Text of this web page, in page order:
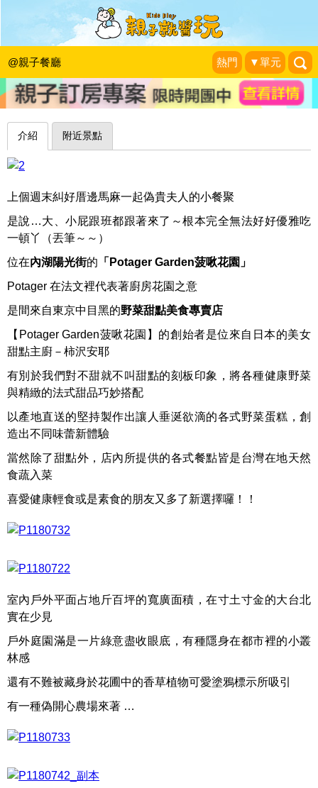
@親子餐廳 熱門 ▼單元
都市裡的開心花園～台北菠啾花園
Potager Garden
Smile Life 維媽育兒生活|2015-05-17
介紹 附近景點
上個週末糾好厝邊馬麻一起偽貴夫人的小餐聚
是說…大、小屁跟班都跟著來了～根本完全無法好好優雅吃
一頓丫（丟筆～～）
位在內湖陽光街的 「Potager Garden菠啾花園」
Potager 在法文裡代表著廚房花園之意
是間來自東京中目黑的野菜甜點美食專賣店
【Potager Garden菠啾花園】的創始者是位來自日本的美女
甜點主廚－柿沢安耶
有別於我們對不甜就不叫甜點的刻板印象，將各種健康野菜
與精緻的法式甜品巧妙搭配
以產地直送的堅持製作出讓人垂涎欲滴的各式野菜蛋糕，創
造出不同味蕾新體驗
當然除了甜點外，店內所提供的各式餐點皆是台灣在地天然
食蔬入菜
喜愛健康輕食或是素食的朋友又多了新選擇囉！！
室內戶外平面占地斤百坪的寬廣面積，在寸土寸金的大台北
實在少見
戶外庭園滿是一片綠意盡收眼底，有種隱身在都市裡的小叢
林感
還有不難被藏身於花圃中的香草植物可愛塗鴉標示所吸引
有一種偽開心農場來著 …